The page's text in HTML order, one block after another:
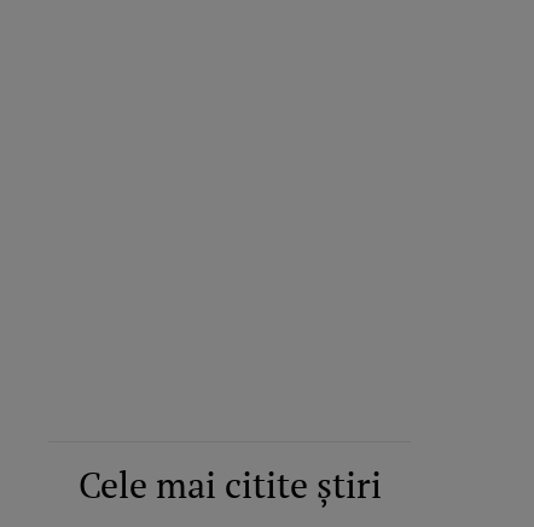
Cele mai citite știri